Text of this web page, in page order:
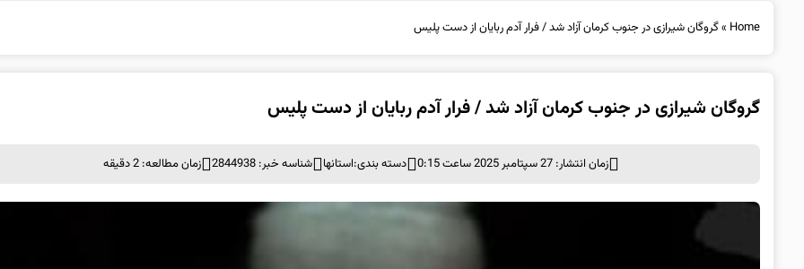
Home
»گروگان شیرازی در جنوب کرمان آزاد شد / فرار آدم ربایان از دست پلیس
گروگان شیرازی در جنوب کرمان آزاد شد / فرار آدم ربایان از دست پلیس
زمان انتشار: 27 سپتامبر 2025 ساعت 0:15 دسته بندی:استانها شناسه خبر: 2844938 زمان مطالعه: 2 دقیقه